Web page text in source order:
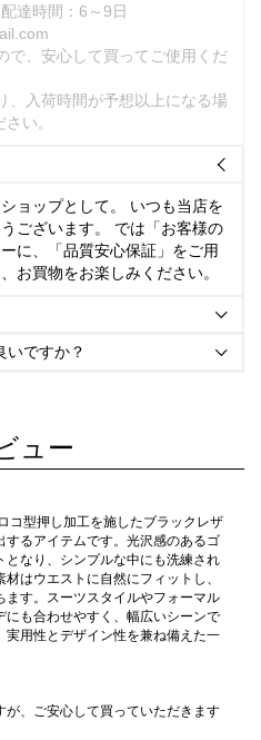
配達時間：6～9日
で、安心して買ってご使用くだ
、入荷時間が予想以上になる場
い。

ョップとして。 いつも当店を
ございます。 では「お客様の
に、「品質安心保証」をご用
お買物をお楽しみください。

いですか？ 
ュー
コ型押し加工を施したブラックレザ
るアイテムです。光沢感のあるゴ
なり、シンプルな中にも洗練され
はウエストに自然にフィットし、
す。スーツスタイルやフォーマル
も合わせやすく、幅広いシーンで
用性とデザイン性を兼ね備えた一
、ご安心して買っていただきます